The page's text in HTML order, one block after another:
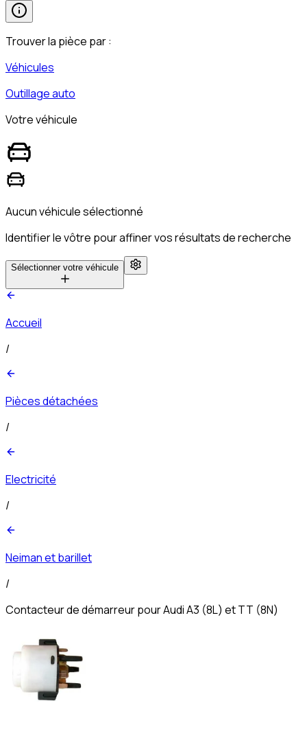
Trouver la pièce par :
Véhicules
Outillage auto
Votre véhicule
Aucun véhicule sélectionné
Identifier le vôtre pour affiner vos résultats de recherche
Sélectionner votre véhicule
Accueil
/
Pièces détachées
/
Electricité
/
Neiman et barillet
/
Contacteur de démarreur pour Audi A3 (8L) et TT (8N)